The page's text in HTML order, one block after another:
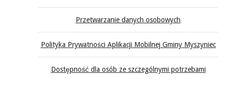
Przetwarzanie danych osobowych
Polityka Prywatności Aplikacji Mobilnej Gminy Myszyniec
Dostępność dla osób ze szczególnymi potrzebami